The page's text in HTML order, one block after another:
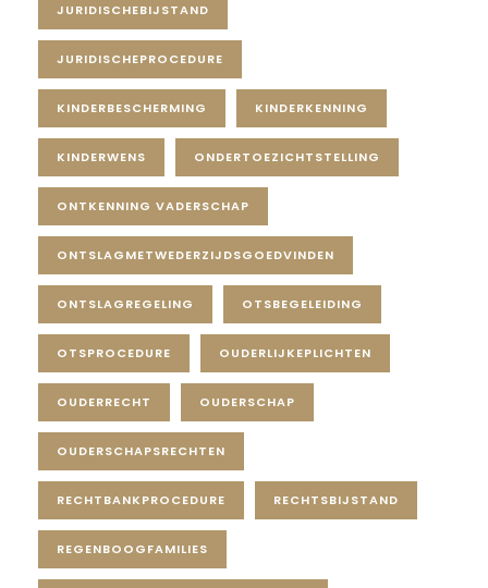
JURIDISCHEBIJSTAND
JURIDISCHEPROCEDURE
KINDERBESCHERMING KINDERKENNING
KINDERWENS ONDERTOEZICHTSTELLING
ONTKENNING VADERSCHAP
ONTSLAGMETWEDERZIJDSGOEDVINDEN
ONTSLAGREGELING OTSBEGELEIDING
OTSPROCEDURE OUDERLIJKEPLICHTEN
OUDERRECHT OUDERSCHAP
OUDERSCHAPSRECHTEN
RECHTBANKPROCEDURE RECHTSBIJSTAND
REGENBOOGFAMILIES